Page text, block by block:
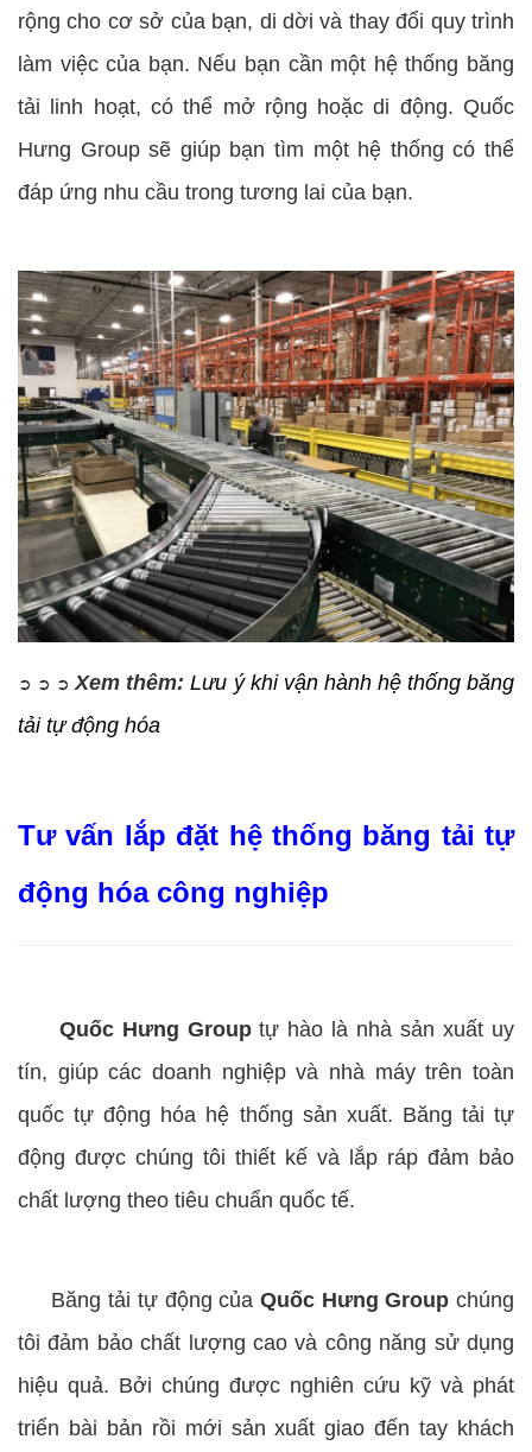
rộng cho cơ sở của bạn, di dời và thay đổi quy trình
làm việc của bạn. Nếu bạn cần một hệ thống băng
tải linh hoạt, có thể mở rộng hoặc di động. Quốc
Hưng Group sẽ giúp bạn tìm một hệ thống có thể
đáp ứng nhu cầu trong tương lai của bạn.
➲ ➲ ➲Xem thêm:Lưu ý khi vận hành hệ thống băng
tải tự động hóa
Tư vấn lắp đặt hệ thống băng tải tự
động hóa công nghiệp
Quốc Hưng Grouptự hào là nhà sản xuất uy
tín, giúp các doanh nghiệp và nhà máy trên toàn
quốc tự động hóa hệ thống sản xuất. Băng tải tự
động được chúng tôi thiết kế và lắp ráp đảm bảo
chất lượng theo tiêu chuẩn quốc tế.
Băng tải tự động của Quốc Hưng Group chúng
tôi đảm bảo chất lượng cao và công năng sử dụng
hiệu quả. Bởi chúng được nghiên cứu kỹ và phát
triển bài bản rồi mới sản xuất giao đến tay khách